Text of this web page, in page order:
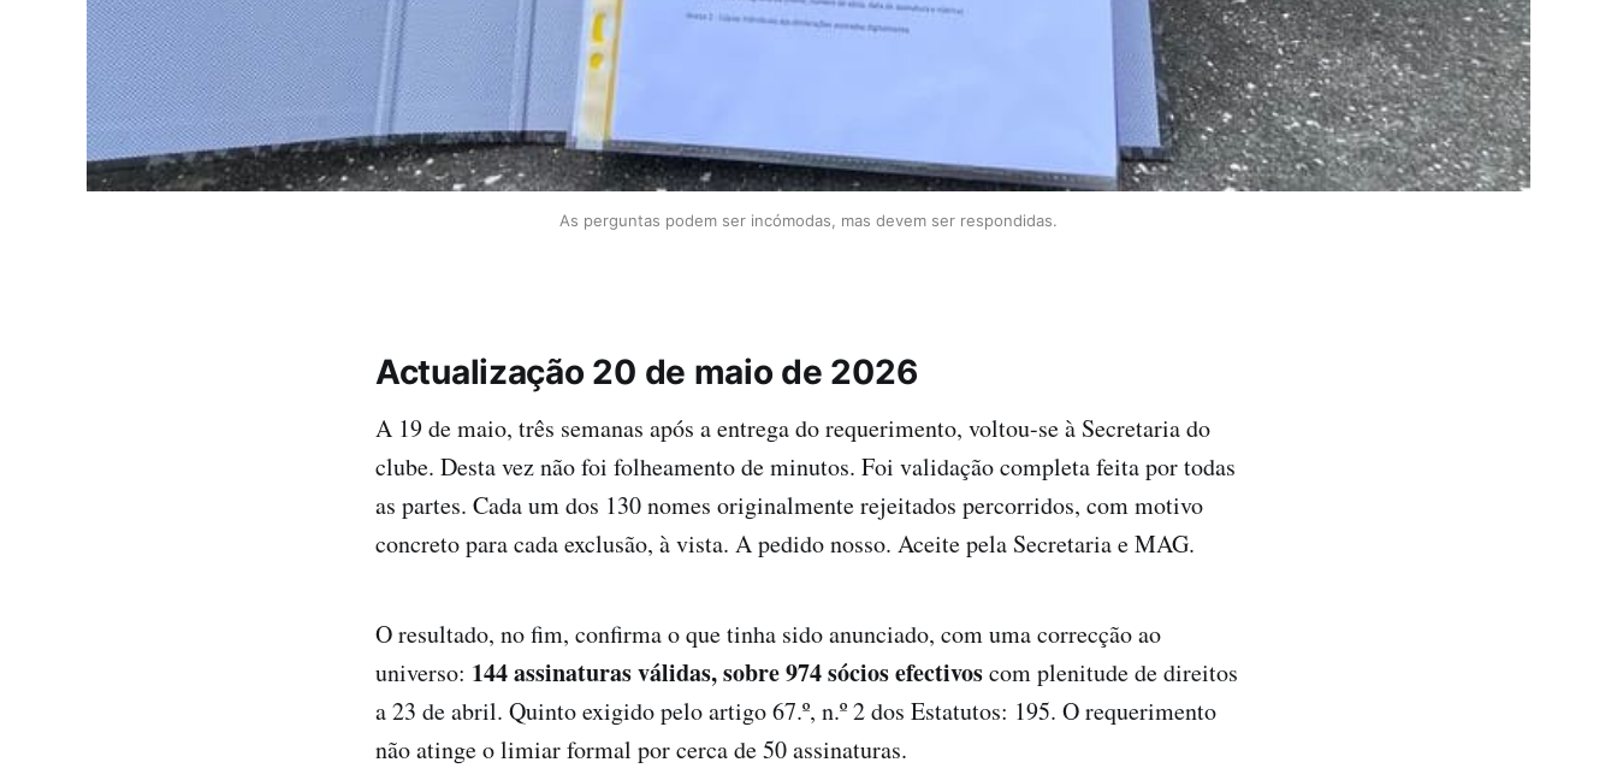
As perguntas podem ser incómodas, mas devem ser respondidas.
Actualização 20 de maio de 2026
A 19 de maio, três semanas após a entrega do requerimento, voltou-se à Secretaria do
clube. Desta vez não foi folheamento de minutos. Foi validação completa feita por todas
as partes. Cada um dos 130 nomes originalmente rejeitados percorridos, com motivo
concreto para cada exclusão, à vista. A pedido nosso. Aceite pela Secretaria e MAG.
O resultado, no fim, confirma o que tinha sido anunciado, com uma correcção ao
universo: 144 assinaturas válidas, sobre 974 sócios efectivoscom plenitude de direitos
a 23 de abril. Quinto exigido pelo artigo 67.º, n.º 2 dos Estatutos: 195. O requerimento
não atinge o limiar formal por cerca de 50 assinaturas.